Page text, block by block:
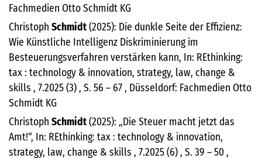
Fachmedien Otto Schmidt KG
Christoph Schmidt(2025): Die dunkle Seite der Effizienz:
Wie Künstliche Intelligenz Diskriminierung im
Besteuerungsverfahren verstärken kann, In: REthinking:
tax : technology & innovation, strategy, law, change &
skills , 7.2025 (3) , S. 56 – 67 , Düsseldorf: Fachmedien Otto
Schmidt KG
Christoph Schmidt(2025): „Die Steuer macht jetzt das
Amt!“, In: REthinking: tax : technology & innovation,
strategy, law, change & skills , 7.2025 (6) , S. 39 – 50 ,